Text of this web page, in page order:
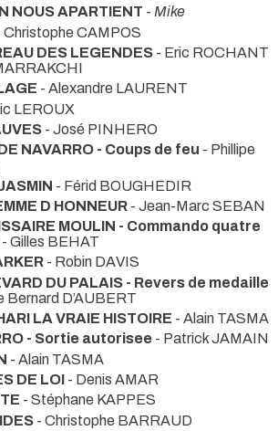
NOUS APARTIENT - Mike
Christophe CAMPOS
DES LEGENDES - Eric ROCHANT
- Alexandre LAURENT
LEROUX
- José PINHERO
NAVARRO - Coups de feu - Phillipe
- Férid BOUGHEDIR
D HONNEUR - Jean-Marc SEBAN
MOULIN - Commando quatre
- Gilles BEHAT
- Robin DAVIS
DU PALAIS - Revers de medaille
Bernard D’AUBERT
LA VRAIE HISTOIRE - Alain TASMA
- Sortie autorisee - Patrick JAMAIN
- Alain TASMA
DE LOI - Denis AMAR
- Stéphane KAPPES
- Christophe BARRAUD